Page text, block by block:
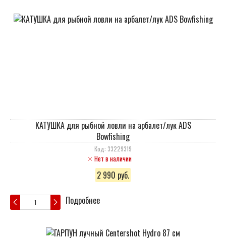
КАТУШКА для рыбной ловли на арбалет/лук ADS
Bowfishing
Код: 33229319
Нет в наличии
2 990 руб.
Подробнее